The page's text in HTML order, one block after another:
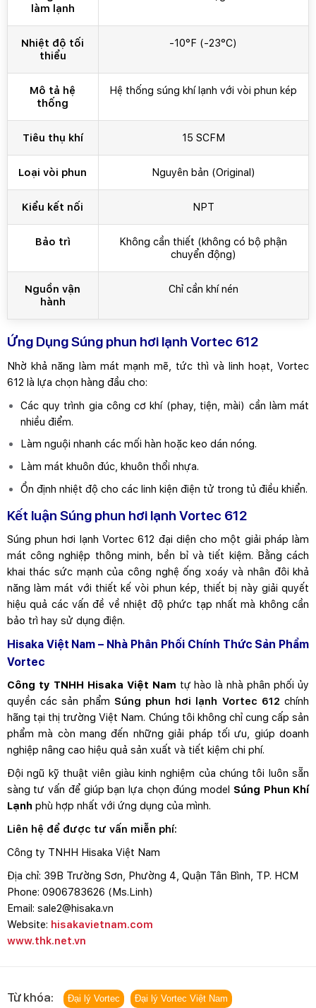
làm lạnh
Nhiệt độ tối
thiểu
-10°F (-23°C)
Mô tả hệ
thống
Hệ thống súng khí lạnh với vòi phun kép
Tiêu thụ khí 15 SCFM
Loại vòi phun Nguyên bản (Original)
Kiểu kết nối NPT
Bảo trì
Không cần thiết (không có bộ phận
chuyển động)
Nguồn vận
hành
Chỉ cần khí nén
Ứng Dụng Súng phun hơi lạnh Vortec 612
Nhờ khả năng làm mát mạnh mẽ, tức thì và linh hoạt, Vortec
612 là lựa chọn hàng đầu cho:
Các quy trình gia công cơ khí (phay, tiện, mài) cần làm mát
nhiều điểm.
Làm nguội nhanh các mối hàn hoặc keo dán nóng.
Làm mát khuôn đúc, khuôn thổi nhựa.
Ổn định nhiệt độ cho các linh kiện điện tử trong tủ điều khiển.
Kết luận Súng phun hơi lạnh Vortec 612
Súng phun hơi lạnh Vortec 612 đại diện cho một giải pháp làm
mát công nghiệp thông minh, bền bỉ và tiết kiệm. Bằng cách
khai thác sức mạnh của công nghệ ống xoáy và nhân đôi khả
năng làm mát với thiết kế vòi phun kép, thiết bị này giải quyết
hiệu quả các vấn đề về nhiệt độ phức tạp nhất mà không cần
bảo trì hay sử dụng điện.
Hisaka Việt Nam – Nhà Phân Phối Chính Thức Sản Phẩm
Vortec
Công ty TNHH Hisaka Việt Nam tự hào là nhà phân phối ủy
quyền các sản phẩm Súng phun hơi lạnh Vortec 612 chính
hãng tại thị trường Việt Nam. Chúng tôi không chỉ cung cấp sản
phẩm mà còn mang đến những giải pháp tối ưu, giúp doanh
nghiệp nâng cao hiệu quả sản xuất và tiết kiệm chi phí.
Đội ngũ kỹ thuật viên giàu kinh nghiệm của chúng tôi luôn sẵn
sàng tư vấn để giúp bạn lựa chọn đúng model Súng Phun Khí
Lạnhphù hợp nhất với ứng dụng của mình.
Liên hệ để được tư vấn miễn phí:
Công ty TNHH Hisaka Việt Nam
Địa chỉ: 39B Trường Sơn, Phường 4, Quận Tân Bình, TP. HCM
Phone: 0906783626 (Ms.Linh)
Email: sale2@hisaka.vn
Website: hisakavietnam.com
www.thk.net.vn
Từ khóa: Đại lý Vortec Đại lý Vortec Việt Nam